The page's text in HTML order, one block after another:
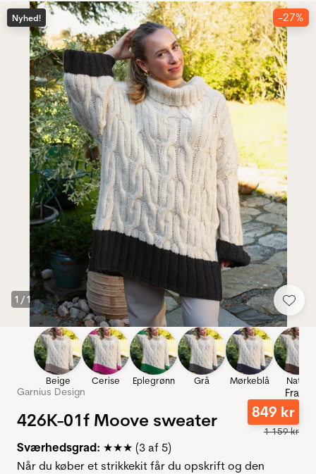
1 /1
-27%
Nyhed!
Beige Cerise Eplegrønn Grå Mørkeblå Natur
Garnius Design
426K-01f Moove sweater
Fra
849 kr
1159kr
Sværhedsgrad: ★★★ (3 af 5)
Når du køber et strikkekit får du opskrift og den